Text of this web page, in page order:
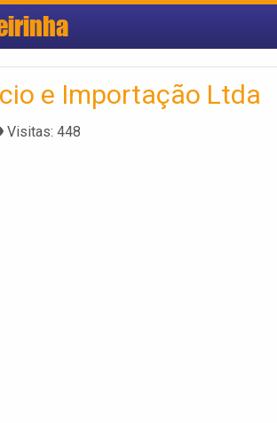
e Importação Ltda
Visitas: 448